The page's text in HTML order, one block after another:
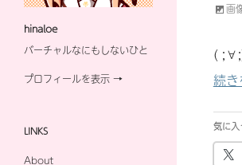
画
(
続
気に入
hinaloe
バーチャルなにもしないひと
プロフィールを表示 →
LINKS
About